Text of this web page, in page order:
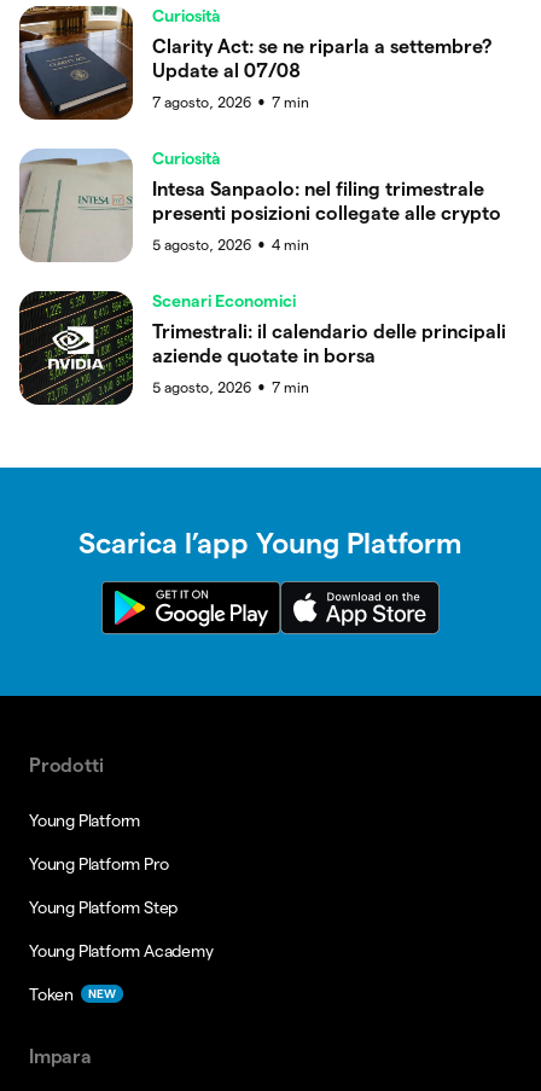
Curiosità
Clarity Act: se ne riparla a settembre?
Update al 07/08
7 agosto, 2026 ● 7 min
Curiosità
Intesa Sanpaolo: nel filing trimestrale
presenti posizioni collegate alle crypto
5 agosto, 2026 ● 4 min
Scenari Economici
Trimestrali: il calendario delle principali
aziende quotate in borsa
5 agosto, 2026 ● 7 min
Scarica l’app Young Platform
Prodotti
Young Platform
Young Platform Pro
Young Platform Step
Young Platform Academy
Token NEW
Impara